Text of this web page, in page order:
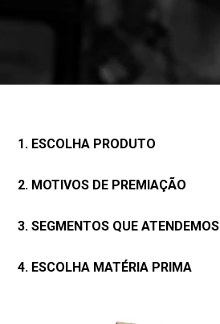
1. ESCOLHA PRODUTO
2. MOTIVOS DE PREMIAÇÃO
3. SEGMENTOS QUE ATENDEMOS
4. ESCOLHA MATÉRIA PRIMA